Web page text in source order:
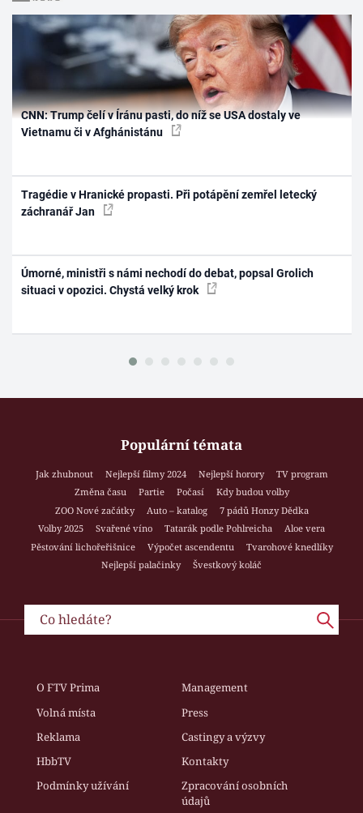
CNN: Trump čelí v Íránu pasti, do níž se USA dostaly ve
Vietnamu či v Afghánistánu
Tragédie v Hranické propasti. Při potápění zemřel letecký
záchranář Jan
Úmorné, ministři s námi nechodí do debat, popsal Grolich
situaci v opozici. Chystá velký krok
Populární témata
Jak zhubnout Nejlepší filmy 2024 Nejlepší horory
TV program
Změna času
Partie Počasí
Kdy budou volby
ZOO Nové začátky
Auto – katalog
7 pádů Honzy Dědka
Volby 2025
Svařené víno Tatarák podle Pohlreicha
Aloe vera
Pěstování lichořeřišnice
Výpočet ascendentu
Tvarohové knedlíky
Nejlepší palačinky
Švestkový koláč
O FTV Prima
Management
Volná místa
Press
Reklama
Castingy a výzvy
HbbTV
Kontakty
Podmínky užívání
Zpracování osobních
údajů